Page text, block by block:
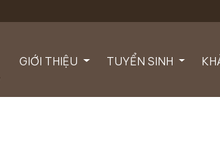
GIỚI THIỆU TUYỂN SINH